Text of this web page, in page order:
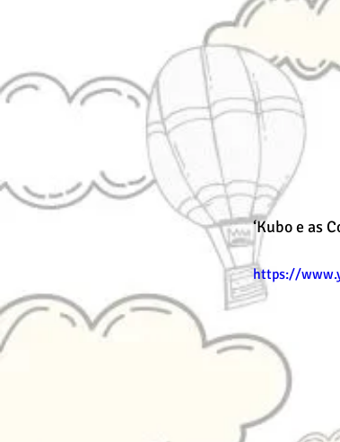
‘Kubo e as
https://